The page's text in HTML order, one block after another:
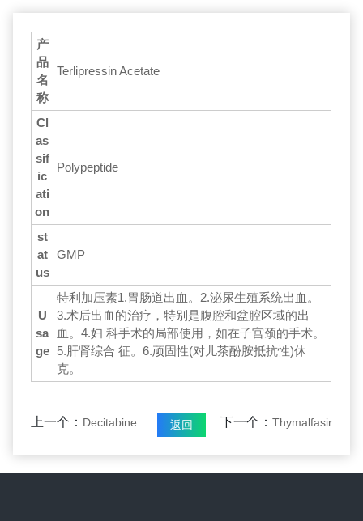
产
品
名
称
Terlipressin Acetate
Cl
as
sif
ic
ati
on
Polypeptide
st
at
us
GMP
U
sa
ge
特利加压素1.胃肠道出血。2.泌尿生殖系统出血。
3.术后出血的治疗，特别是腹腔和盆腔区域的出
血。4.妇 科手术的局部使用，如在子宫颈的手术。
5.肝肾综合 征。6.顽固性(对儿茶酚胺抵抗性)休
克。
上一个： Decitabine 返回 下一个： Thymalfasir